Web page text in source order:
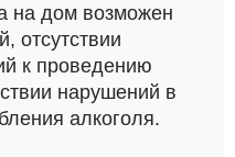
на дом возможен
отсутствии
к проведению
нарушений в
алкоголя.